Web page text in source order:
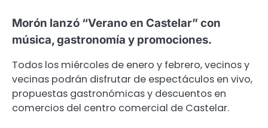
Morón lanzó “Verano en Castelar” con
música, gastronomía y promociones.
Todos los miércoles de enero y febrero, vecinos y
vecinas podrán disfrutar de espectáculos en vivo,
propuestas gastronómicas y descuentos en
comercios del centro comercial de Castelar.